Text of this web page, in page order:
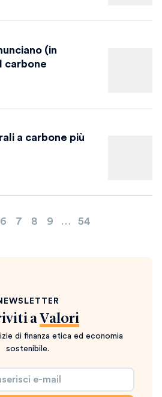
(in
carbone
a carbone più
6 7 8 9 … 54
a Valori
di finanza etica ed economia
sostenibile.